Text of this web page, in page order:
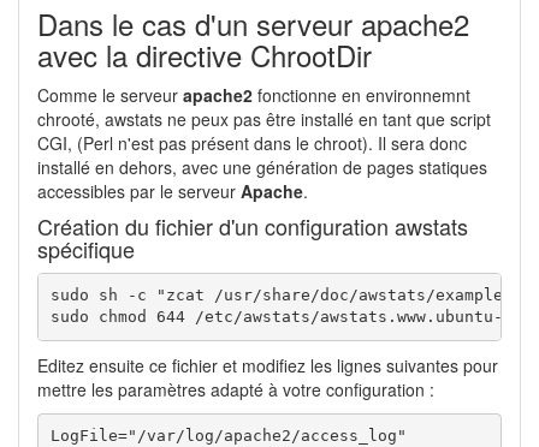
Dans le cas d'un serveur apache2
avec la directive ChrootDir
Comme le serveur apache2 fonctionne en environnemnt
chrooté, awstats ne peux pas être installé en tant que script
CGI, (Perl n'est pas présent dans le chroot). Il sera donc
installé en dehors, avec une génération de pages statiques
accessibles par le serveur Apache.
Création du fichier d'un configuration awstats
spécifique
sudo sh -c
"zcat /usr/share/doc/awstats/examples/
sudo
chmod 644 /etc/awstats/awstats.www.ubuntu-
Editez ensuite ce fichier et modifiez les lignes suivantes pour
mettre les paramètres adapté à votre configuration :
LogFile="/var/log/apache2/access_log"